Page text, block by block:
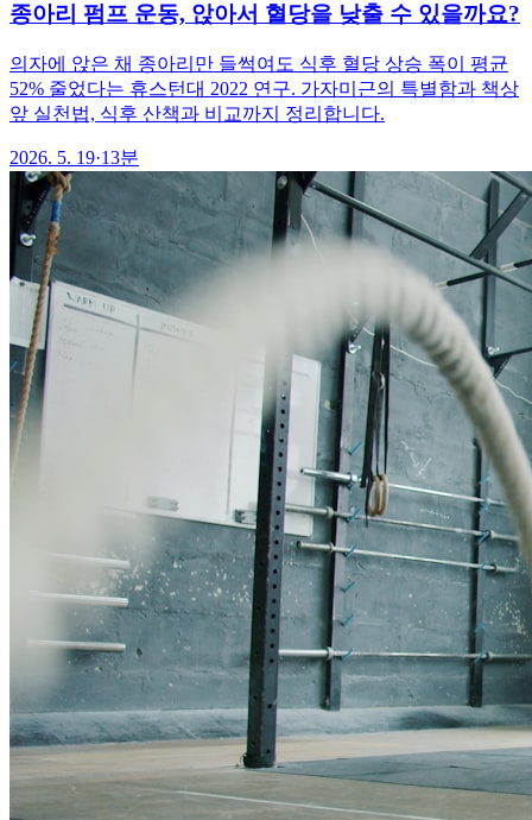
종아리 펌프 운동, 앉아서 혈당을 낮출 수 있을까요?
의자에 앉은 채 종아리만 들썩여도 식후 혈당 상승 폭이 평균
52% 줄었다는 휴스턴대 2022 연구. 가자미근의 특별함과 책상
앞 실천법, 식후 산책과 비교까지 정리합니다.
2026. 5. 19·13분